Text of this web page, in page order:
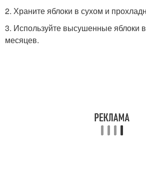
2. Храните яблоки в сухом и
3. Используйте высушенные яблоки
месяцев.